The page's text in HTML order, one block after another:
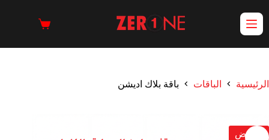
الرئيسية الباقات باقة بلاك اديشن
تخفيض